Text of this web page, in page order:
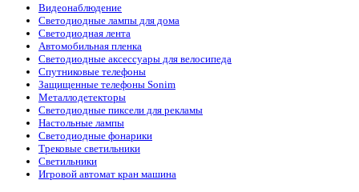
Видеонаблюдение
Светодиодные лампы для дома
Светодиодная лента
Автомобильная пленка
Светодиодные аксессуары для велосипеда
Спутниковые телефоны
Защищенные телефоны Sonim
Металлодетекторы
Светодиодные пиксели для рекламы
Настольные лампы
Светодиодные фонарики
Трековые светильники
Светильники
Игровой автомат кран машина